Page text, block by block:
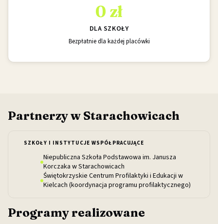
0 zł
DLA SZKOŁY
Bezpłatnie dla każdej placówki
Partnerzy w Starachowicach
SZKOŁY I INSTYTUCJE WSPÓŁPRACUJĄCE
Niepubliczna Szkoła Podstawowa im. Janusza
Korczaka w Starachowicach
Świętokrzyskie Centrum Profilaktyki i Edukacji w
Kielcach (koordynacja programu profilaktycznego)
Programy realizowane